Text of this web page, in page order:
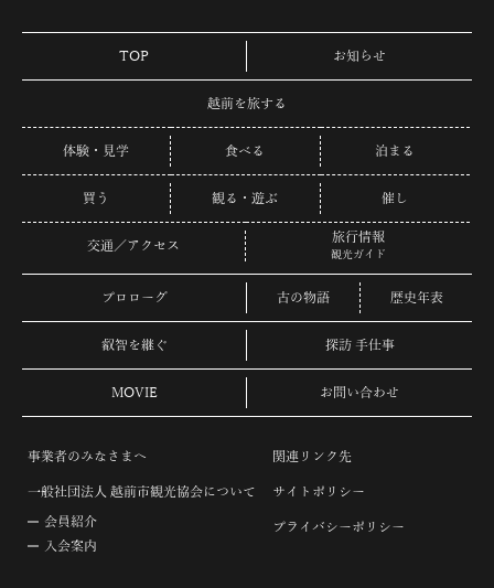
TOP お知らせ
越前を旅する
体験・見学 食べる 泊まる
買う 観る・遊ぶ 催し
交通／アクセス
旅行情報
観光ガイド
プロローグ 古の物語 歴史年表
叡智を継ぐ 探訪 手仕事
MOVIE お問い合わせ
事業者のみなさまへ
一般社団法人 越前市観光協会について
会員紹介
入会案内
関連リンク先
サイトポリシー
プライバシーポリシー